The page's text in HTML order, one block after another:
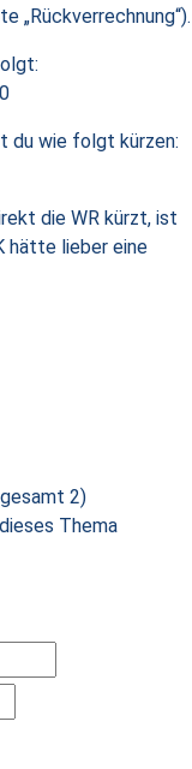
„Rückverrechnung“).
du wie folgt kürzen:
die WR kürzt, ist
hätte lieber eine
2)
Thema